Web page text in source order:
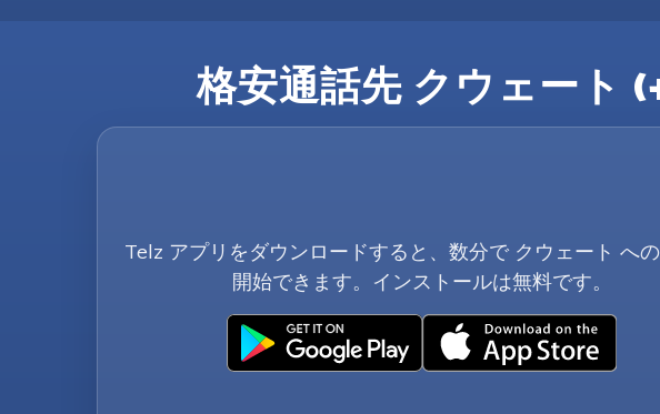
格安通話先 クウェート
Telz アプリをダウンロードすると、数分で クウェート へ
開始できます。インストールは無料です。